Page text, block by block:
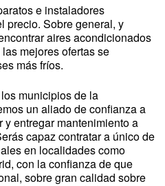
e instaladores
precio. Sobre general, y
aires acondicionados
mejores ofertas se
más fríos.
municipios de la
un aliado de confianza a
y entregar mantenimiento a
capaz contratar a único de
en localidades como
con la confianza de que
sobre gran calidad sobre